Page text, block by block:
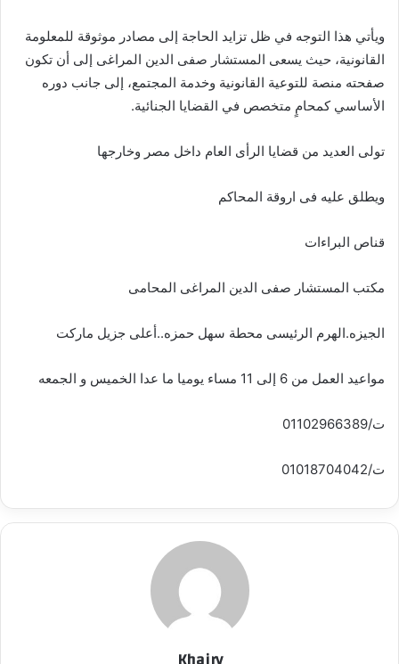
ويأتي هذا التوجه في ظل تزايد الحاجة إلى مصادر موثوقة للمعلومة
القانونية، حيث يسعى المستشار صفى الدين المراغى إلى أن تكون
صفحته منصة للتوعية القانونية وخدمة المجتمع، إلى جانب دوره
الأساسي كمحامٍ متخصص في القضايا الجنائية.
تولى العديد من قضايا الرأى العام داخل مصر وخارجها
ويطلق عليه فى اروقة المحاكم
قناص البراءات
مكتب المستشار صفى الدين المراغى المحامى
الجيزه.الهرم الرئيسى محطة سهل حمزه..أعلى جزيل ماركت
مواعيد العمل من 6 إلى 11 مساء يوميا ما عدا الخميس و الجمعه
ت/01102966389
ت/01018704042